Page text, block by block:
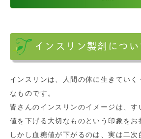
インスリン製剤につい
インスリンは、人間の体に生きていく
なものです。
皆さんのインスリンのイメージは、す
値を下げる大切なものという印象をお
しかし血糖値が下がるのは、実は二次